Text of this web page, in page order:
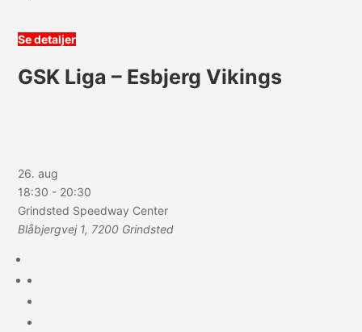
Se detaljer
GSK Liga – Esbjerg Vikings
26. aug
18:30 - 20:30
Grindsted Speedway Center
Blåbjergvej 1, 7200 Grindsted